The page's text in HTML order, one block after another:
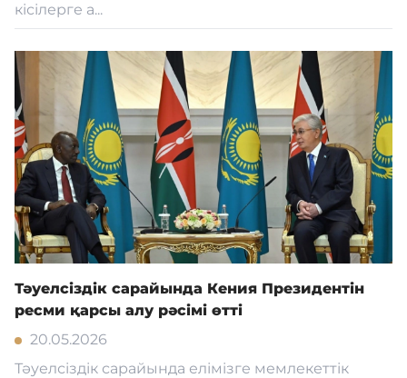
кісілерге а...
Тәуелсіздік сарайында Кения Президентін
ресми қарсы алу рәсімі өтті
20.05.2026
Тәуелсіздік сарайында елімізге мемлекеттік